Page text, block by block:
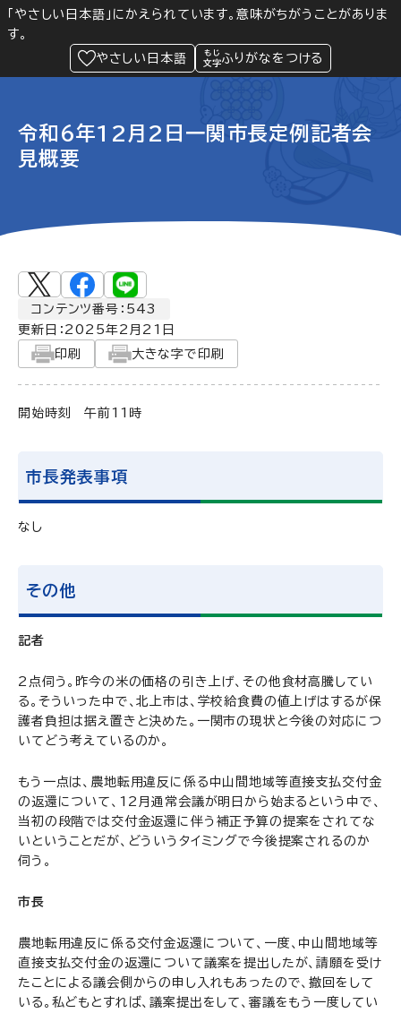
「やさしい日本語」にかえられています。意味がちがうことがありま
す。
やさしい日本語
ふりがなをつける
Language 閲覧支援
緊急情報
令和6年12月2日一関市長定例記者会
見概要
コンテンツ番号：543
更新日： 2025年2月21日
印刷
大きな字で印刷
開始時刻 午前11時
市長発表事項
なし
その他
記者
2点伺う。昨今の米の価格の引き上げ、その他食材高騰してい
る。そういった中で、北上市は、学校給食費の値上げはするが保
護者負担は据え置きと決めた。一関市の現状と今後の対応につ
いてどう考えているのか。
もう一点は、農地転用違反に係る中山間地域等直接支払交付金
の返還について、12月通常会議が明日から始まるという中で、
当初の段階では交付金返還に伴う補正予算の提案をされてな
いということだが、どういうタイミングで今後提案されるのか
伺う。
市長
農地転用違反に係る交付金返還について、一度、中山間地域等
直接支払交付金の返還について議案を提出したが、請願を受け
たことによる議会側からの申し入れもあったので、撤回をして
いる。私どもとすれば、議案提出をして、審議をもう一度してい